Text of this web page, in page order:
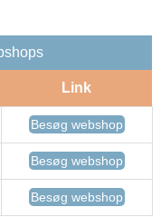
Link
Besøg webshop
Besøg webshop
Besøg webshop